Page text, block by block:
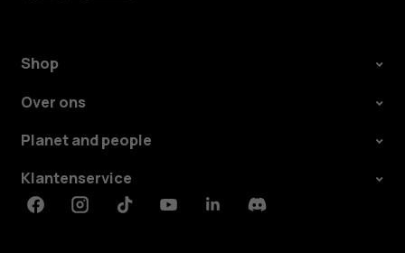
Shop
Over ons
Planet and people
Klantenservice
FacebookInstagramTiktokYoutubeLinkedinDiscord